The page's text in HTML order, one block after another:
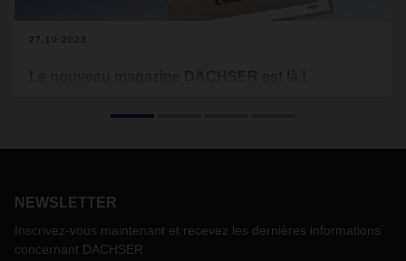
27.10.2023
conscients de la responsabilité qui nous incombe de faire ce
voulons être acteur des actions environnementales dans le
domaine de la logistique.
NEWSLETTER
Inscrivez-vous maintenant et recevez les dernières informations
concernant DACHSER